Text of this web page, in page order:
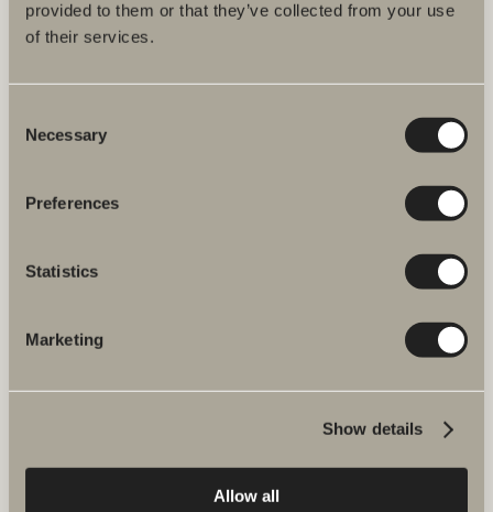
provided to them or that they’ve collected from your use
of their services.
Selection
Necessary
Preferences
Statistics
Marketing
Show details
Allow all
Hos oss finner du alt for hele baderommet. Fra baderomsmøbler,
toaletter.
Svedbergs i Dalstorp AB
Produkter
Tegneverktøy